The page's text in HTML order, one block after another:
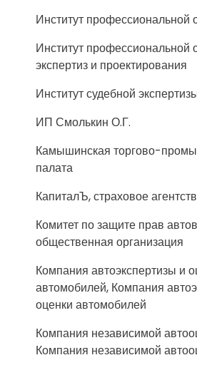
Институт профессиональной
Институт профессиональной
экспертиз и проектирования
Институт судебной
ИП Смолькин О.Г.
Камышинская торгово-
палата
КапиталЪ, страховое
Комитет по защите прав
общественная организация
Компания автоэкспертизы и
автомобилей, Компания
оценки автомобилей
Компания независимой
Компания независимой